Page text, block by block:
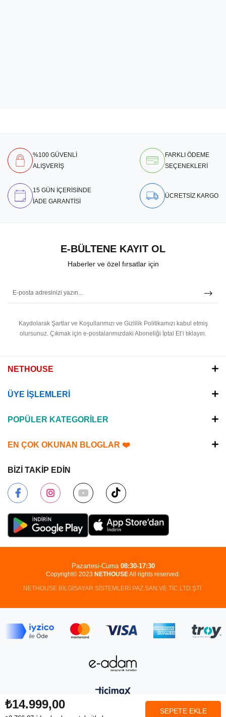
₺14.999,00
%100 GÜVENLİ
ALIŞVERİŞ
FARKLI ÖDEME
SEÇENEKLERİ
15 GÜN İÇERİSİNDE
İADE GARANTİSİ
ÜCRETSİZ KARGO
E-BÜLTENE KAYIT OL
Haberler ve özel fırsatlar için
Kaydolarak Şartlar ve Koşullarımızı ve Gizlilik Politikamızı kabul etmiş
olursunuz. Çıkmak için e-postalarımızdaki Aboneliği İptal Et’i tıklayın.
NETHOUSE
ÜYE İŞLEMLERİ
POPÜLER KATEGORİLER
EN ÇOK OKUNAN BLOGLAR ❤️
BİZİ TAKİP EDİN
Copyright© 2023 NETHOUSEAll rights reserved.
NETHOUSE BİLGİSAYAR SİSTEMLERİ PAZ.SAN.VE TİC.LTD.ŞTİ.
Pazartesi-Cuma 08:30-17:30